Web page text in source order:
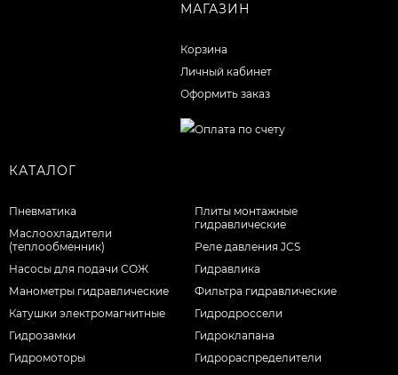
МАГАЗИН
Корзина
Личный кабинет
Оформить заказ
КАТАЛОГ
Пневматика
Маслоохладители
(теплообменник)
Насосы для подачи СОЖ
Манометры гидравлические
Катушки электромагнитные
Гидрозамки
Гидромоторы
Плиты монтажные
гидравлические
Реле давления JCS
Гидравлика
Фильтра гидравлические
Гидродроссели
Гидроклапана
Гидрораспределители